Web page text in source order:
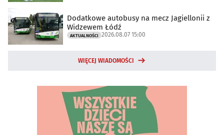
Dodatkowe autobusy na mecz Jagiellonii z
Widzewem Łódź
AKTUALNOŚCI 2026.08.07 15:00
WIĘCEJ WIADOMOŚCI